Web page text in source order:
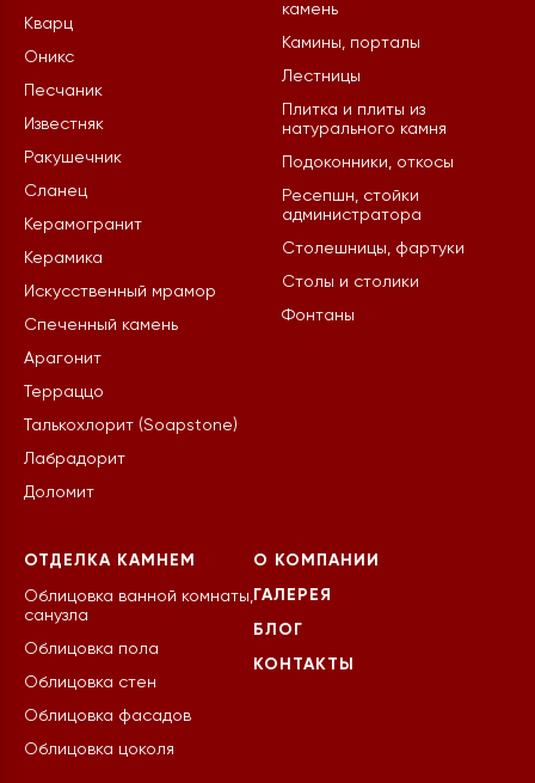
Кварц
Оникс
Песчаник
Известняк
Ракушечник
Сланец
Керамогранит
Керамика
Искусственный мрамор
Спеченный камень
Арагонит
Терраццо
Талькохлорит (Soapstone)
Лабрадорит
Доломит
камень
Камины, порталы
Лестницы
Плитка и плиты из
натурального камня
Подоконники, откосы
Ресепшн, стойки
администратора
Столешницы, фартуки
Столы и столики
Фонтаны
ОТДЕЛКА КАМНЕМ
Облицовка ванной комнаты,
санузла
Облицовка пола
Облицовка стен
Облицовка фасадов
Облицовка цоколя
О КОМПАНИИ
ГАЛЕРЕЯ
БЛОГ
КОНТАКТЫ